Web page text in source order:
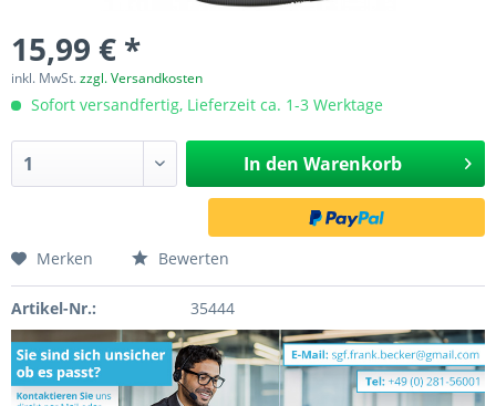
15,99 € *
inkl. MwSt.zzgl. Versandkosten
Sofort versandfertig, Lieferzeit ca. 1-3 Werktage
In den Warenkorb
Merken Bewerten
Artikel-Nr.: 35444